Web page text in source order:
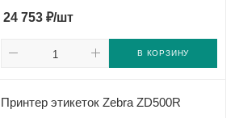
24 753 ₽/шт
В КОРЗИНУ
Принтер этикеток Zebra ZD500R